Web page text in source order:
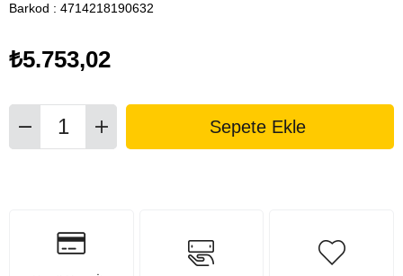
Barkod : 4714218190632
₺5.753,02